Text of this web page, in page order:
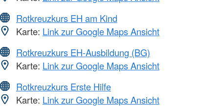
Rotkreuzkurs EH am Kind
Karte: Link zur Google Maps Ansicht
Rotkreuzkurs EH-Ausbildung (BG)
Karte: Link zur Google Maps Ansicht
Rotkreuzkurs Erste Hilfe
Karte: Link zur Google Maps Ansicht